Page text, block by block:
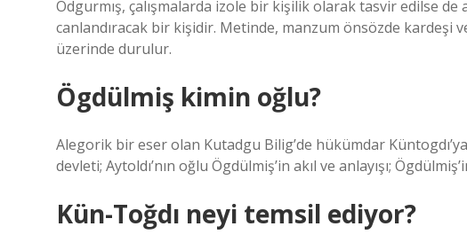
Odgurmış, çalışmalarda izole bir kişilik olarak tasvir edilse
canlandıracak bir kişidir. Metinde, manzum önsözde kardeşi
üzerinde durulur.
Ögdülmiş kimin oğlu?
Alegorik bir eser olan Kutadgu Bilig’de hükümdar
devleti; Aytoldı’nın oğlu Ögdülmiş’in akıl ve anlayışı;
Kün-Toğdı neyi temsil ediyor?